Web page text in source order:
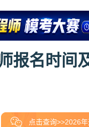
报名时间
点击查询>>2026